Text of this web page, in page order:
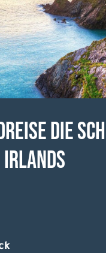
Die
Irlands